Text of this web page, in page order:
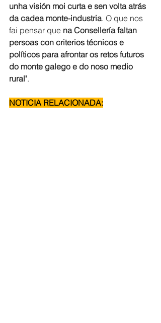
unha visión moi curta e sen volta atrás
da cadea monte-industria. O que nos
fai pensar que na Consellería faltan
persoas con criterios técnicos e
políticos para afrontar os retos futuros
do monte galego e do noso medio
rural".
NOTICIA RELACIONADA: